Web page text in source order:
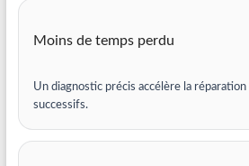
Moins de temps perdu
Un diagnostic précis accélère la réparation
successifs.